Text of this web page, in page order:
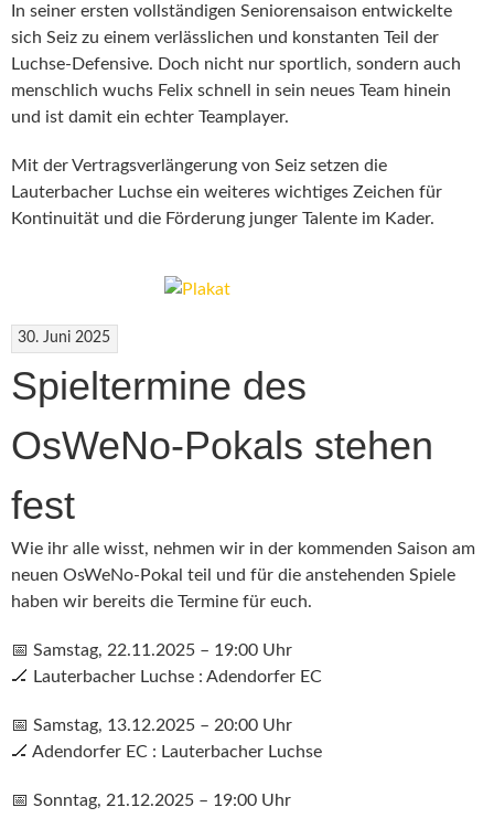
In seiner ersten vollständigen Seniorensaison entwickelte
sich Seiz zu einem verlässlichen und konstanten Teil der
Luchse-Defensive. Doch nicht nur sportlich, sondern auch
menschlich wuchs Felix schnell in sein neues Team hinein
und ist damit ein echter Teamplayer.
Mit der Vertragsverlängerung von Seiz setzen die
Lauterbacher Luchse ein weiteres wichtiges Zeichen für
Kontinuität und die Förderung junger Talente im Kader.
30. Juni 2025
Spieltermine des
OsWeNo-Pokals stehen
fest
Wie ihr alle wisst, nehmen wir in der kommenden Saison am
neuen OsWeNo-Pokal teil und für die anstehenden Spiele
haben wir bereits die Termine für euch.
📅 Samstag, 22.11.2025 – 19:00 Uhr
🏒 Lauterbacher Luchse : Adendorfer EC
📅 Samstag, 13.12.2025 – 20:00 Uhr
🏒 Adendorfer EC : Lauterbacher Luchse
📅 Sonntag, 21.12.2025 – 19:00 Uhr